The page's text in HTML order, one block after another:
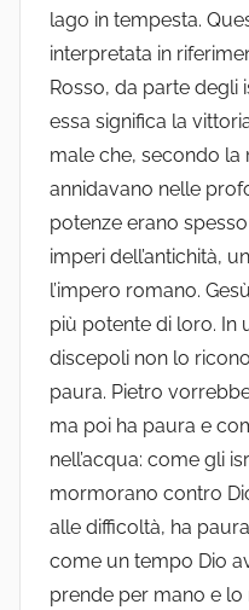
lago in tempesta.
interpretata in
Rosso, da parte degli
essa significa la
male che, secondo la
annidavano nelle
potenze erano
imperi dell’antichità,
l’impero romano.
più potente di loro. In
discepoli non lo
paura. Pietro
ma poi ha paura e
nell’acqua: come gli
mormorano contro
alle difficoltà, ha
come un tempo Dio
prende per mano e